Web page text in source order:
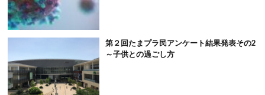
第２回たまプラ民アンケート結果発表その2
～子供との過ごし方